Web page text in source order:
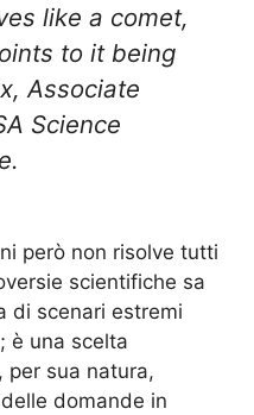
like a comet,
to it being
Associate
Science
però non risolve tutti
scientifiche sa
di scenari estremi
è una scelta
per sua natura,
domande in